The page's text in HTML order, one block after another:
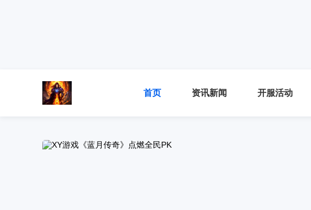
首页 资讯新闻 开服活动